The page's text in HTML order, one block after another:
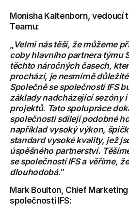
Monisha Kaltenborn, vedoucí
Teamu:
Velmi nás těší, že můžeme
coby hlavního partnera týmu
těchto náročných časech,
prochází, je nesmírně
Společně se společností IFS
základy nadcházející sezóny
projektů. Tato spolupráce
společnosti sdílejí podobné
například vysoký výkon,
standard vysoké kvality, jež
úspěšného partnerství.
se společností IFS a věříme,
dlouhodobá.“
Mark Boulton, Chief
společnosti IFS: